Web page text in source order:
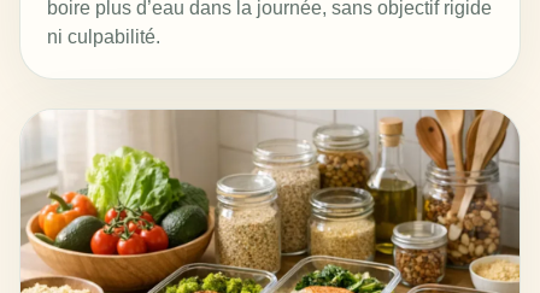
boire plus d’eau dans la journée, sans objectif rigide
ni culpabilité.